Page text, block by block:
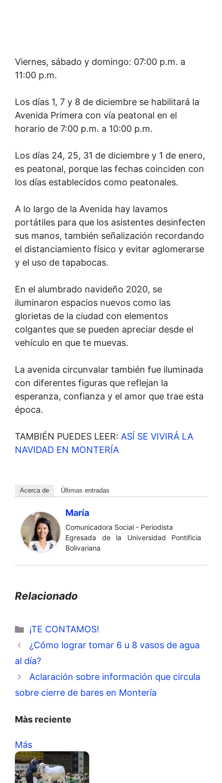
Viernes, sábado y domingo: 07:00 p.m. a
11:00 p.m.
Los días 1, 7 y 8 de diciembre se habilitará la
Avenida Primera con vía peatonal en el
horario de 7:00 p.m. a 10:00 p.m.
Los días 24, 25, 31 de diciembre y 1 de enero,
es peatonal, porque las fechas coinciden con
los días establecidos como peatonales.
A lo largo de la Avenida hay lavamos
portátiles para que los asistentes desinfecten
sus manos, también señalización recordando
el distanciamiento físico y evitar aglomerarse
y el uso de tapabocas.
En el alumbrado navideño 2020, se
iluminaron espacios nuevos como las
glorietas de la ciudad con elementos
colgantes que se pueden apreciar desde el
vehículo en que te muevas.
La avenida circunvalar también fue iluminada
con diferentes figuras que reflejan la
esperanza, confianza y el amor que trae esta
época.
TAMBIÉN PUEDES LEER: ASÍ SE VIVIRÁ LA
NAVIDAD EN MONTERÍA
Acerca de Últimas entradas
María
Comunicadora Social - Periodista
Egresada de la Universidad Pontificia
Bolivariana
Relacionado
Categorías
¡TE CONTAMOS!
¿Cómo lograr tomar 6 u 8 vasos de agua
al día?
Aclaración sobre información que circula
sobre cierre de bares en Montería
Màs reciente
Más